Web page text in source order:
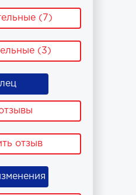
(7)
(3)
отзыв